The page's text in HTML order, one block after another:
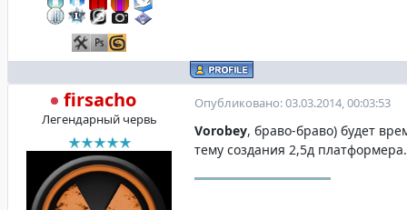
firsacho
Легендарный червь
Опубликовано: 03.03.2014, 00:03:53
Vorobey, браво-браво) будет
тему создания 2,5д платформера.